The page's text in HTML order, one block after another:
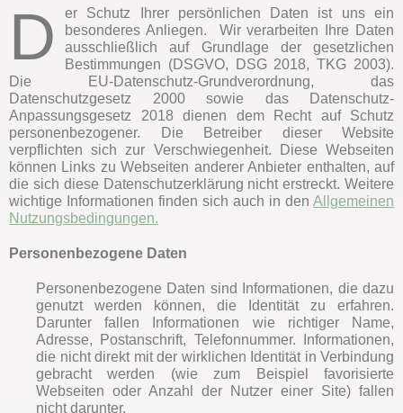
D
er Schutz Ihrer persönlichen Daten ist uns ein
besonderes Anliegen. Wir verarbeiten Ihre Daten
ausschließlich auf Grundlage der gesetzlichen
Bestimmungen (DSGVO, DSG 2018, TKG 2003).
Die EU-Datenschutz-Grundverordnung, das
Datenschutzgesetz 2000 sowie das Datenschutz-
Anpassungsgesetz 2018 dienen dem Recht auf Schutz
personenbezogener. Die Betreiber dieser Website
verpflichten sich zur Verschwiegenheit. Diese Webseiten
können Links zu Webseiten anderer Anbieter enthalten, auf
die sich diese Datenschutzerklärung nicht erstreckt. Weitere
wichtige Informationen finden sich auch in den Allgemeinen
Nutzungsbedingungen.
Personenbezogene Daten
Personenbezogene Daten sind Informationen, die dazu
genutzt werden können, die Identität zu erfahren.
Darunter fallen Informationen wie richtiger Name,
Adresse, Postanschrift, Telefonnummer. Informationen,
die nicht direkt mit der wirklichen Identität in Verbindung
gebracht werden (wie zum Beispiel favorisierte
Webseiten oder Anzahl der Nutzer einer Site) fallen
nicht darunter.